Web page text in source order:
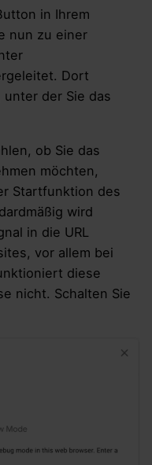
in Ihrem
nun zu einer
Dort
unter der Sie das
ob Sie das
möchten,
Startfunktion des
wird
in die URL
vor allem bei
diese
nicht. Schalten Sie